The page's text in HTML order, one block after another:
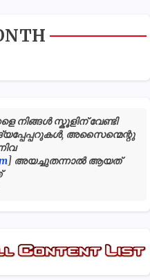
സ്കൂളിന് വേണ്ടി
അസൈന്മെന്റു
] അയച്ചുതന്നാൽ ആയത്